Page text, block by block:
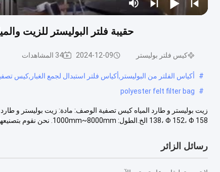
حقيبة فلتر البوليستر للزيت
كيس فلتر بوليستر 2024-12-09 34 المشاهدات
# أكياس الفلتر من البوليستر,أكياس فلتر استبدال لجمع الغبار,كيس
#
polyester felt filter bag
138، Φ 152، Φ 158 الخ.الطول: 1000mm~8000mm. نحن نقوم بتصنيعها حس...
رسائل الزائر